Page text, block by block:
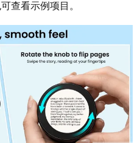
查看示例项目。